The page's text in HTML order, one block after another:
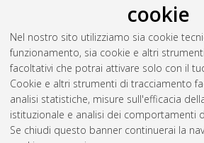
cookie
Nel nostro sito utilizziamo sia cookie
funzionamento, sia cookie e altri
facoltativi che potrai attivare solo con il
Cookie e altri strumenti di tracciamento
analisi statistiche, misure sull'efficacia
istituzionale e analisi dei comportamenti
Se chiudi questo banner continuerai la
Gestione del